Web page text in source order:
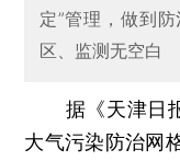
定”管理，做到
区、监测无空白
据《天津日报
大气污染防治网